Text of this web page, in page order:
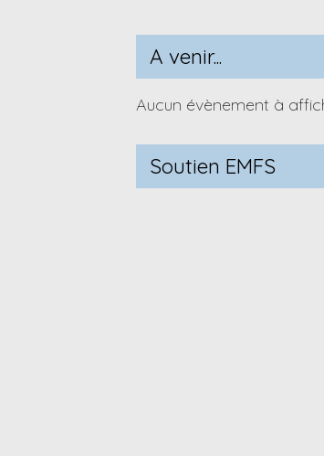
A venir...
Aucun évènement à
Soutien EMFS